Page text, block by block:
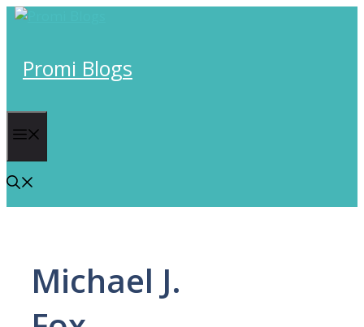
Skip
Promi Blogs
Michael J.